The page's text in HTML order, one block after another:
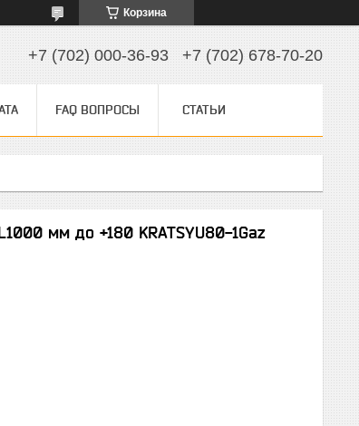
Корзина
+7 (702) 000-36-93 +7 (702) 678-70-20
FAQ ВОПРОСЫ СТАТЬИ
мм до +180 KRATSYU80-1Gaz